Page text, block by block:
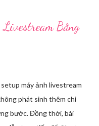
Chỉ một thời gian ngắn
tự xưng là chủ shop,
tượng yêu cầu chị T cung
của chị. Do đang vui
giục mã chỉ có hiệu
Livestream Bằng
máy ảnh livestream
phát sinh thêm chi
bước. Đồng thời, bài